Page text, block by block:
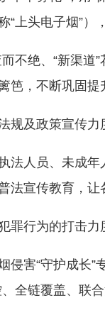
上头电子烟”）
而不绝、“新渠
笆，不断巩固提
及政策宣传力
法人员、未成
法宣传教育，
行为的打击力
侵害“守护成长
全链覆盖、联